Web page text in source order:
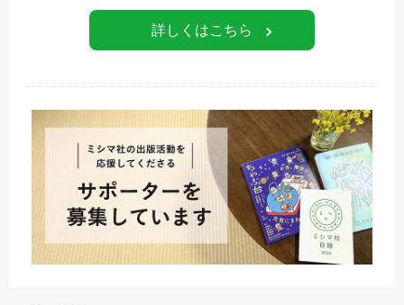
詳しくはこちら